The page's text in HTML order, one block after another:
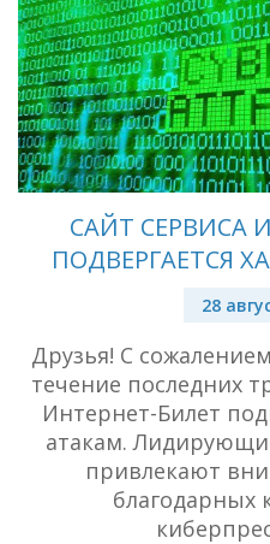
САЙТ СЕРВИСА
ПОДВЕРГАЕТСЯ
28
Друзья! С
течение последних
Интернет-Билет
атакам.
привлекают
благодарных